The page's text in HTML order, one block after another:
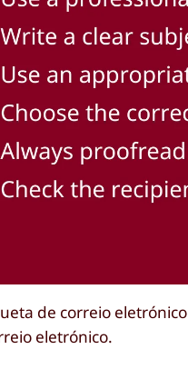
de correio
eletrónico.